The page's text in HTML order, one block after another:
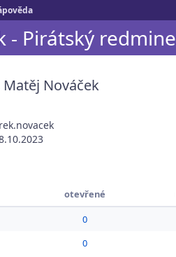
- Pirátský redmine
Nováček
otevřené
0
0